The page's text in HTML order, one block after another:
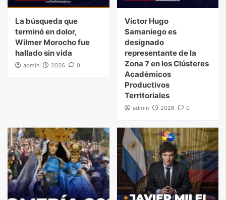
La búsqueda que
terminó en dolor,
Wilmer Morocho fue
hallado sin vida
admin 2026 0
Víctor Hugo
Samaniego es
designado
representante de la
Zona 7 en los Clústeres
Académicos
Productivos
Territoriales
admin 2026 0